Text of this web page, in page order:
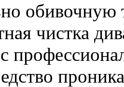
чистка
с